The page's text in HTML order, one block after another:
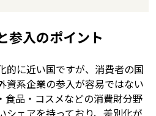
参入のポイント
的に近い国ですが、消費者の国
資系企業の参入が容易ではない
食品・コスメなどの消費財分野
シェアを持っており、差別化が